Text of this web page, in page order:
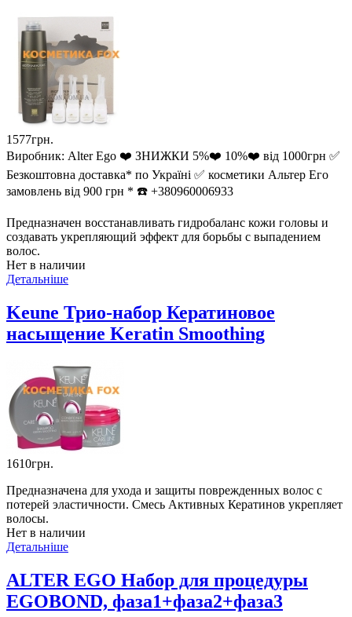
1577грн.
Виробник: Alter Ego ❤️ ЗНИЖКИ 5%❤️ 10%❤️ від 1000грн ✅
Безкоштовна доставка* по Україні ✅ косметики Альтер Его
замовлень від 900 грн * ☎️ +380960006933
Предназначен восстанавливать гидробаланс кожи головы и
создавать укрепляющий эффект для борьбы с выпадением
волос.
Нет в наличии
Детальніше
Keune Трио-набор Кератиновое
насыщение Keratin Smoothing
1610грн.
Предназначена для ухода и защиты поврежденных волос с
потерей эластичности. Смесь Активных Кератинов укрепляет
волосы.
Нет в наличии
Детальніше
ALTER EGO Набор для процедуры
EGOBOND, фаза1+фаза2+фаза3